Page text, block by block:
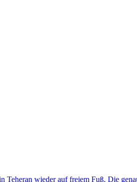
Teheran wieder auf freiem Fuß. Die